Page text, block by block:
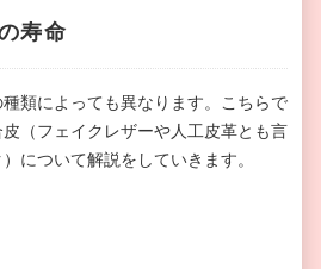
寿命
類によっても異なります。こちらで
（フェイクレザーや人工皮革とも言
について解説をしていきます。